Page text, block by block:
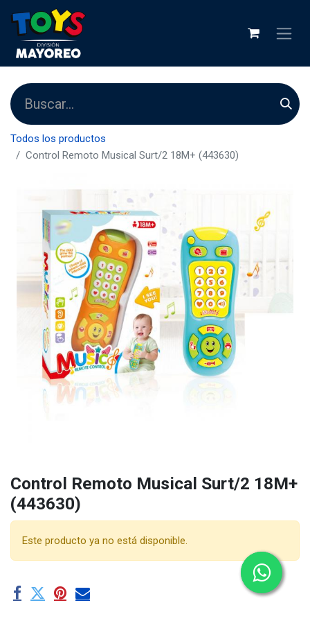
Todos los productos
Control Remoto Musical Surt/2 18M+ (443630)
Control Remoto Musical Surt/2 18M+
(443630)
Este producto ya no está disponible.